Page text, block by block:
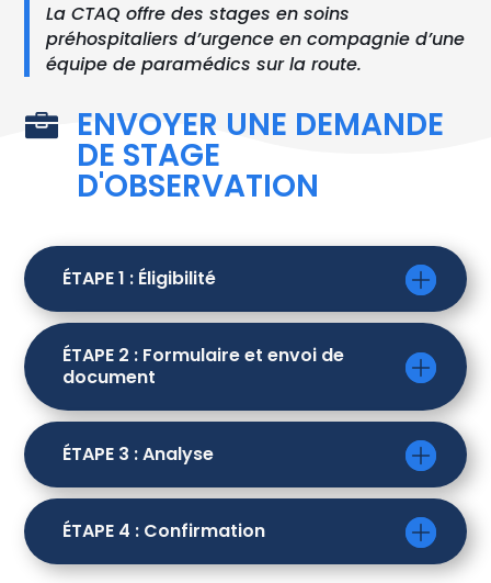
La CTAQ offre des stages en soins
préhospitaliers d’urgence en compagnie d’une
équipe de paramédics sur la route.
 ENVOYER UNE DEMANDE
DE STAGE
D'OBSERVATION
ÉTAPE 1 : Éligibilité
ÉTAPE 2 : Formulaire et envoi de
document
ÉTAPE 3 : Analyse
ÉTAPE 4 : Confirmation